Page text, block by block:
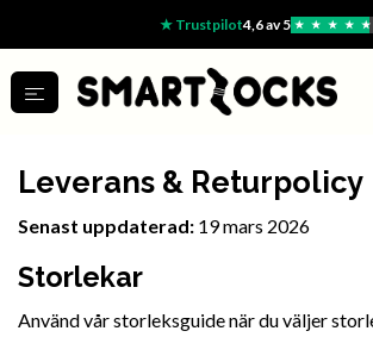
★ Trustpilot4,6 av 5 ★ ★ ★ ★ ★
Leverans & Returpolicy
Senast uppdaterad: 19 mars 2026
Storlekar
Använd vår storleksguide när du väljer